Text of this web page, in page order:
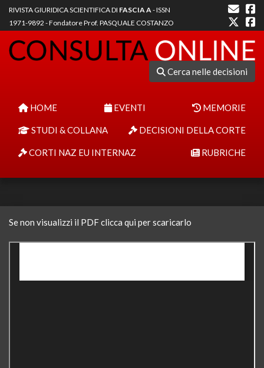
RIVISTA GIURIDICA SCIENTIFICA DI FASCIA A- ISSN
1971-9892 - Fondatore Prof. PASQUALE COSTANZO
Cerca nelle decisioni
HOME EVENTI MEMORIE
STUDI & COLLANA DECISIONI DELLA CORTE
CORTI NAZ EU INTERNAZ RUBRICHE
Se non visualizzi il PDF clicca qui per scaricarlo